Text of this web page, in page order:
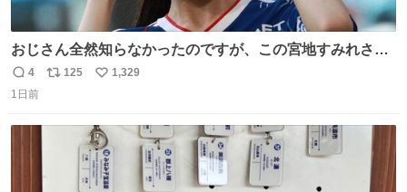
おじさん全然知らなかったのですが、この宮地すみれさん
（日向坂46）はマリサポだったのですね。 カメラ目線でに
っこりしていただいたので撮影したものの、全然誰だか知
返
信
4
リ
125
い
数
1,329
1日前